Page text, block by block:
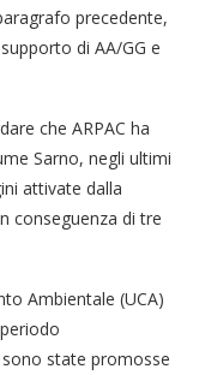
precedente,
di AA/GG e
che ARPAC ha
Sarno, negli ultimi
attivate dalla
conseguenza di tre
Ambientale (UCA)
sono state promosse